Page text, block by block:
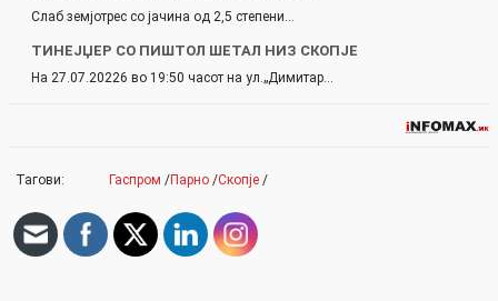
Слаб земјотрес со јачина од 2,5 степени…
ТИНЕЈЏЕР СО ПИШТОЛ ШЕТАЛ НИЗ СКОПЈЕ
На 27.07.20226 во 19:50 часот на ул.„Димитар…
Тагови: Гаспром /Парно /Скопје /